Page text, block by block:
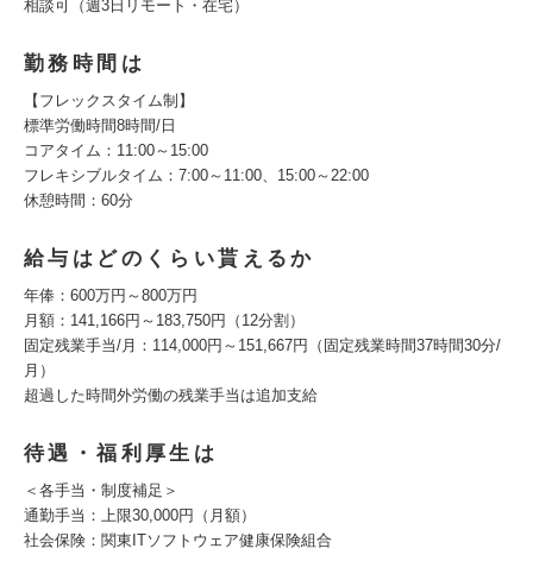
相談可（週3日リモート・在宅）
勤務時間は
【フレックスタイム制】
標準労働時間8時間/日
コアタイム：11:00～15:00
フレキシブルタイム：7:00～11:00、15:00～22:00
休憩時間：60分
給与はどのくらい貰えるか
年俸：600万円～800万円
月額：141,166円～183,750円（12分割）
固定残業手当/月：114,000円～151,667円（固定残業時間37時間30分/
月）
超過した時間外労働の残業手当は追加支給
待遇・福利厚生は
＜各手当・制度補足＞
通勤手当：上限30,000円（月額）
社会保険：関東ITソフトウェア健康保険組合